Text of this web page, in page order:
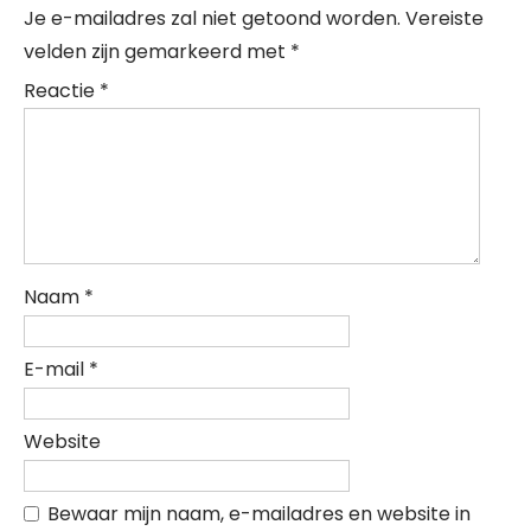
Je e-mailadres zal niet getoond worden. Vereiste
velden zijn gemarkeerd met *
Reactie *
Naam *
E-mail *
Website
Bewaar mijn naam, e-mailadres en website in